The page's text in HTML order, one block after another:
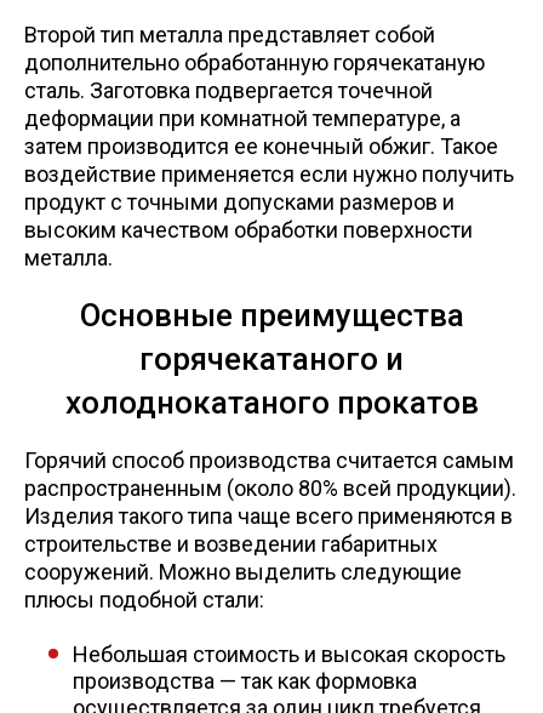
Столбы заборные
Сетка кладочная
Круги абразивные
Проволока
Скобо-гибочные изделия
Остальное
Нержавейка
Второй тип металла представляет собой
дополнительно обработанную горячекатаную
сталь. Заготовка подвергается точечной
деформации при комнатной температуре, а
затем производится ее конечный обжиг. Такое
воздействие применяется если нужно получить
продукт с точными допусками размеров и
высоким качеством обработки поверхности
металла.
Основные преимущества
горячекатаного и
холоднокатаного прокатов
Горячий способ производства считается самым
распространенным (около 80% всей продукции).
Изделия такого типа чаще всего применяются в
строительстве и возведении габаритных
сооружений. Можно выделить следующие
плюсы подобной стали:
Небольшая стоимость и высокая скорость
производства — так как формовка
осуществляется за один цикл требуется